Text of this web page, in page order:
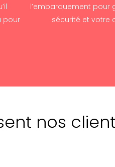
pour
l’embarquement pour
sécurité et votre
nos